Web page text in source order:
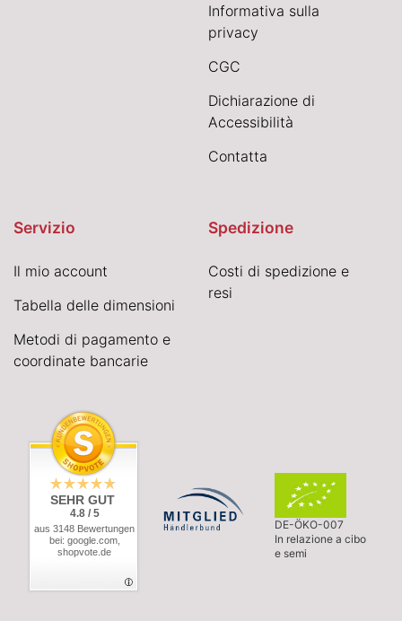
Informativa sulla
privacy
CGC
Dichiarazione di
Accessibilità
Contatta
Servizio
Il mio account
Tabella delle dimensioni
Metodi di pagamento e
coordinate bancarie
Spedizione
Costi di spedizione e
resi
SEHR GUT
4.8 / 5
aus 3148 Bewertungen
bei: google.com,
shopvote.de
DE-ÖKO-007
In relazione a cibo
e semi